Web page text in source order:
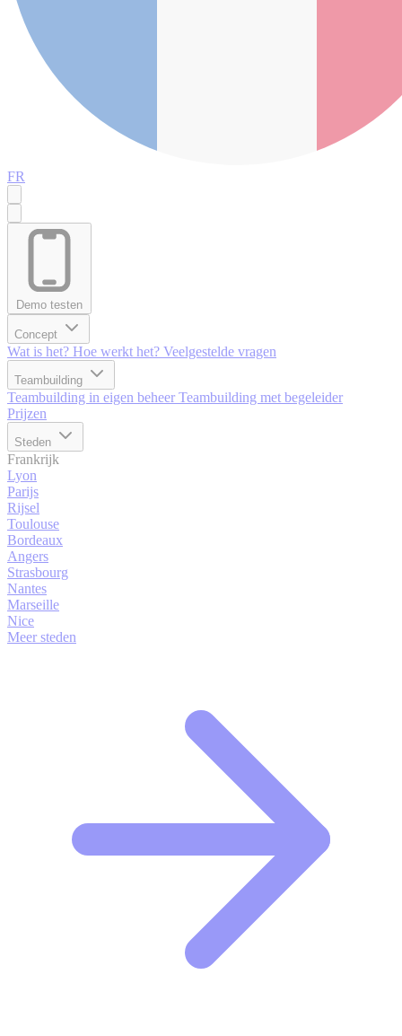
FR
Demo testen
Concept
Wat is het? Hoe werkt het? Veelgestelde vragen
Teambuilding
Teambuilding in eigen beheer Teambuilding met begeleider
Prijzen
Steden
Frankrijk
Lyon
Parijs
Rijsel
Toulouse
Bordeaux
Angers
Strasbourg
Nantes
Marseille
Nice
Meer steden